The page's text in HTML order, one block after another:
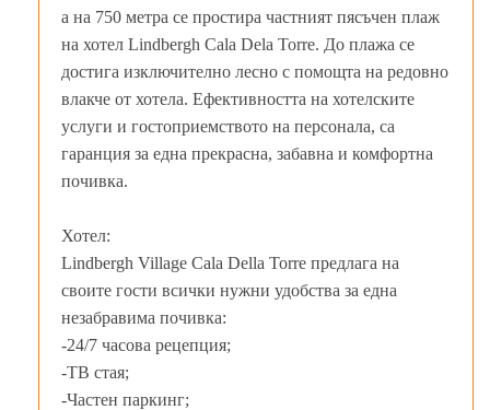
а на 750 метра се простира частният пясъчен плаж
на хотел Lindbergh Cala Dela Torre. До плажа се
достига изключително лесно с помощта на редовно
влакче от хотела. Ефективността на хотелските
услуги и гостоприемството на персонала, са
гаранция за една прекрасна, забавна и комфортна
почивка.
Хотел:
Lindbergh Village Cala Della Torre предлага на
своите гости всички нужни удобства за една
незабравима почивка:
-24/7 часова рецепция;
-ТВ стая;
-Частен паркинг;